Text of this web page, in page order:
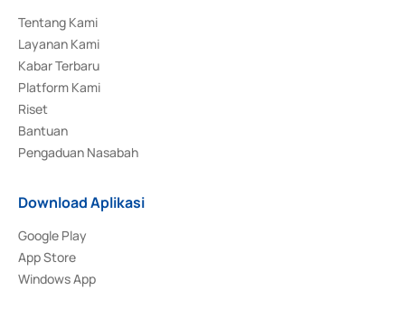
Tentang Kami
Layanan Kami
Kabar Terbaru
Platform Kami
Riset
Bantuan
Pengaduan Nasabah
Download Aplikasi
Google Play
App Store
Windows App